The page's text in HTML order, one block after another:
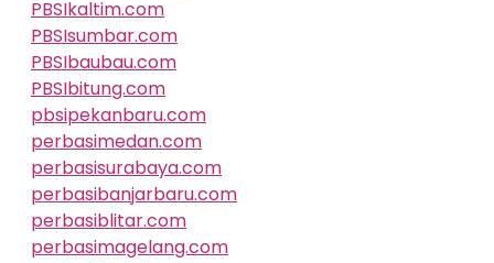
PBSIkaltim.com
PBSIsumbar.com
PBSIbaubau.com
PBSIbitung.com
pbsipekanbaru.com
perbasimedan.com
perbasisurabaya.com
perbasibanjarbaru.com
perbasiblitar.com
perbasimagelang.com